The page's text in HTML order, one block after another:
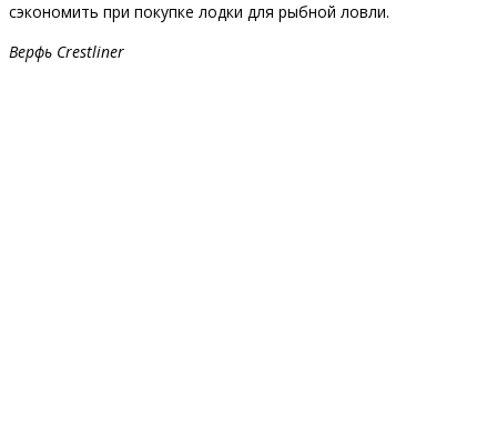
сэкономить при покупке лодки для рыбной ловли.
Верфь Crestliner